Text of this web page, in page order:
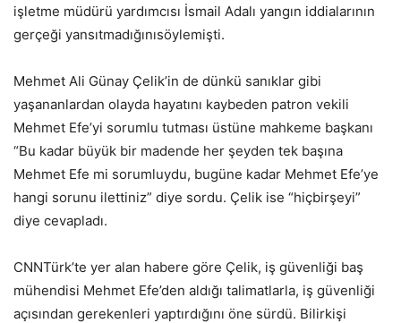
işletme müdürü yardımcısı İsmail Adalı yangın iddialarının
gerçeği yansıtmadığınısöylemişti.
Mehmet Ali Günay Çelik’in de dünkü sanıklar gibi
yaşananlardan olayda hayatını kaybeden patron vekili
Mehmet Efe’yi sorumlu tutması üstüne mahkeme başkanı
“Bu kadar büyük bir madende her şeyden tek başına
Mehmet Efe mi sorumluydu, bugüne kadar Mehmet Efe’ye
hangi sorunu ilettiniz” diye sordu. Çelik ise “hiçbirşeyi”
diye cevapladı.
CNNTürk’te yer alan habere göre Çelik, iş güvenliği baş
mühendisi Mehmet Efe’den aldığı talimatlarla, iş güvenliği
açısından gerekenleri yaptırdığını öne sürdü. Bilirkişi